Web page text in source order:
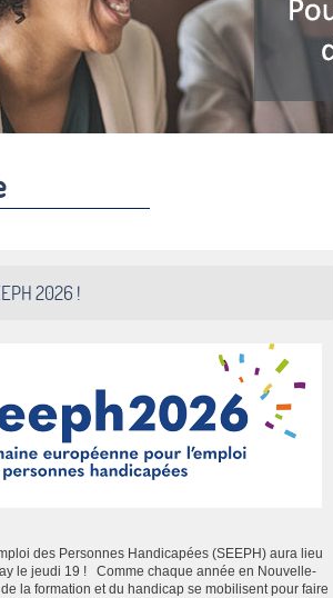
2026 !
des Personnes Handicapées (SEEPH) aura lieu
le jeudi 19 ! Comme chaque année en Nouvelle-
la formation et du handicap se mobilisent pour faire